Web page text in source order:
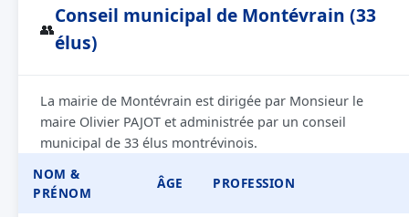
👥
Conseil municipal de Montévrain (33
élus)
La mairie de Montévrain est dirigée par Monsieur le
maire Olivier PAJOT et administrée par un conseil
municipal de 33 élus montrévinois.
NOM &
PRÉNOM
ÂGE PROFESSION